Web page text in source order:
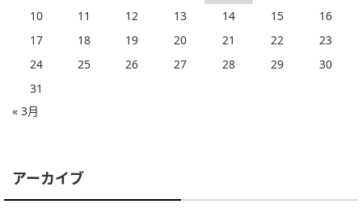
10
11 12 13 14 15
16
17
18 19 20 21 22
23
24
25 26 27 28 29
30
31
« 3月
アーカイブ